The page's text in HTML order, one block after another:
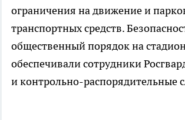
ограничения на движение и
транспортных средств.
общественный порядок на
обеспечивали сотрудники
и контрольно-распорядительные